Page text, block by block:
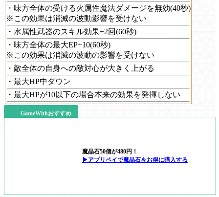
・味方全体の受ける火属性魔法ダメージを無効(40秒)
※この効果は消滅の波動影響を受けない
・水属性武器のスキル効果+2回(60秒)
・味方全体の最大EP+10(60秒)
※この効果は消滅の波動の影響を受けない
・敵全体の自身への敵対心が大きく上がる
・最大HP中ダウン
・最大HPが10以下の場合本来の効果を発揮しない
GameWithおすすめ
魔晶石50個が480円！
▶アプリペイで魔晶石をお得に購入する